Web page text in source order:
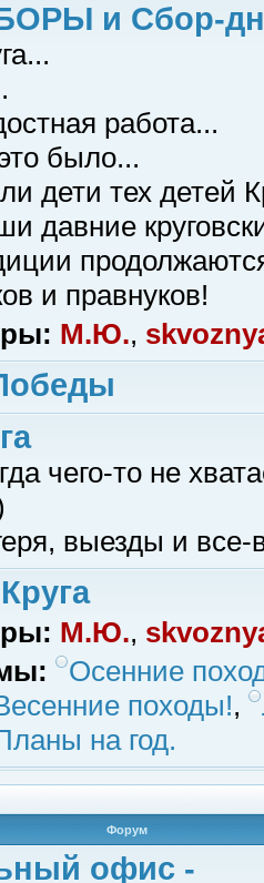
и Сбор-
работа...
было...
дети тех детей
давние
и правнуков!
М.Ю.,
чего-то не
выезды и все-
М.Ю.,
Осенние
походы!,
на год.
Форум
офис -